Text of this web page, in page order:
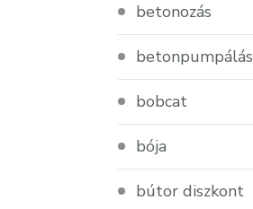
betonozás
betonpumpálás
bobcat
bója
bútor diszkont